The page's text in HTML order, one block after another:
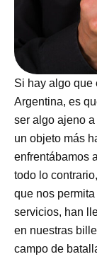
Si hay algo que
Argentina, es
ser algo ajeno
un objeto más
enfrentábamos
todo lo
que nos
servicios, han
en nuestras
campo de